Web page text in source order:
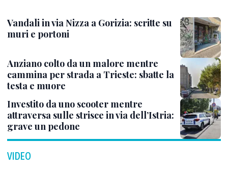
Vandali in via Nizza a Gorizia: scritte su
muri e portoni
Anziano colto da un malore mentre
cammina per strada a Trieste: sbatte la
testa e muore
Investito da uno scooter mentre
attraversa sulle strisce in via dell’Istria:
grave un pedone
VIDEO